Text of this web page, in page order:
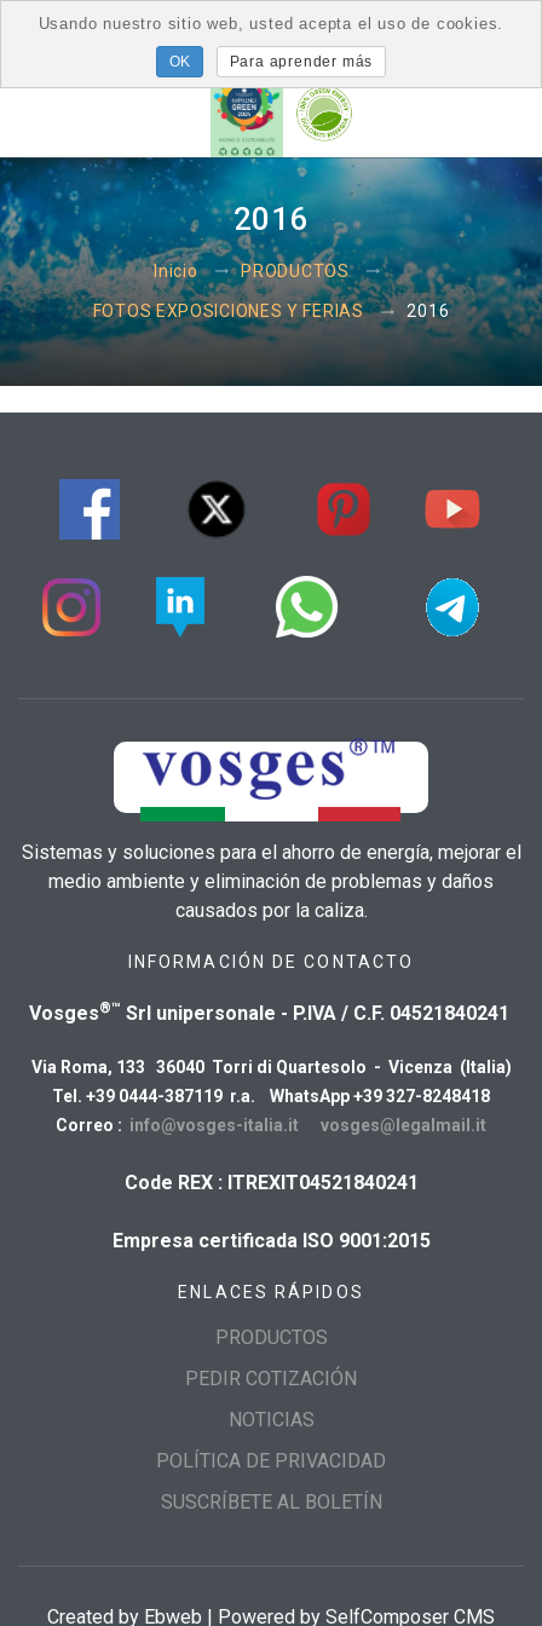
2016
Inicio PRODUCTOS
FOTOS EXPOSICIONES Y FERIAS 2016
Sistemas y soluciones para el ahorro de energía, mejorar el
medio ambiente y eliminación de problemas y daños
causados por la caliza.
INFORMACIÓN DE CONTACTO
Vosges®™ Srl unipersonale - P.IVA / C.F. 04521840241
Via Roma, 133 36040 Torri di Quartesolo - Vicenza (Italia)
Tel. +39 0444-387119 r.a. WhatsApp +39 327-8248418
Correo : info@vosges-italia.it vosges@legalmail.it
Code REX : ITREXIT04521840241
Empresa certificada ISO 9001:2015
ENLACES RÁPIDOS
PRODUCTOS
PEDIR COTIZACIÓN
NOTICIAS
POLÍTICA DE PRIVACIDAD
SUSCRÍBETE AL BOLETÍN
Created by Ebweb | Powered by SelfComposer CMS
Usando nuestro sitio web, usted acepta el uso de cookies.
Para aprender más